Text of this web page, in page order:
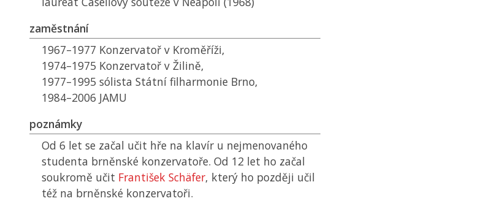
zaměstnání
1967–1977 Konzervatoř v Kroměříži,
1974–1975 Konzervatoř v Žilině,
1977–1995 sólista Státní filharmonie Brno,
1984–2006 JAMU
poznámky
Od 6 let se začal učit hře na klavír u nejmenovaného
studenta brněnské konzervatoře. Od 12 let ho začal
soukromě učit František Schäfer, který ho později učil
též na brněnské konzervatoři.